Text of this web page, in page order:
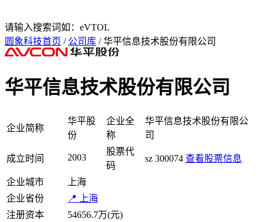
请输入搜索词如：eVTOL
圆象科技首页 / 公司库 / 华平信息技术股份有限公司
华平信息技术股份有限公司
企业简称
华平股
份
企业全
称
华平信息技术股份有限公
司
成立时间 2003
股票代
码
sz 300074 查看股票信息
企业城市
上海
企业省份
📍 上海
注册资本
54656.7万(元)